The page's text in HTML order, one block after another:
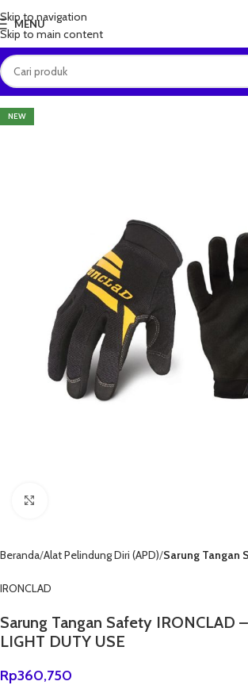
Skip to navigation
Skip to main content
MENU
NEW
Beranda Alat Pelindung Diri (APD) Sarung Tangan
IRONCLAD
Sarung Tangan Safety IRONCLAD
LIGHT DUTY USE
Rp360,750